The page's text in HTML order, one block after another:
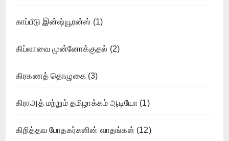
காப்பீடு இன்ஷ்யூரன்ஸ் (1)
கிப்லாவை முன்னோக்குதல் (2)
கிரகணத் தொழுகை(3)
கிராஅத் மற்றும் தமிழாக்கம் ஆடியோ (1)
கிறித்தவ போதகர்களின் வாதங்கள் (12)